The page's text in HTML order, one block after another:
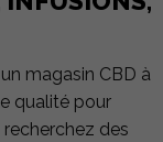
magasin CBD à
qualité pour
des